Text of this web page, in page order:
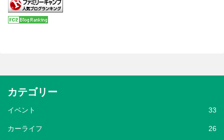
カテゴリー
イベント 33
カーライフ 26